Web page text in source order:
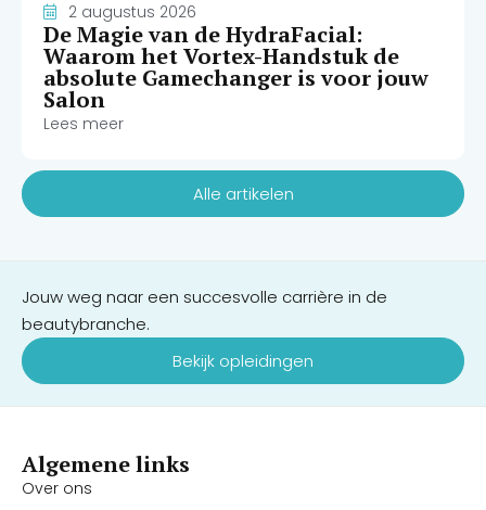
2 augustus 2026
De Magie van de HydraFacial:
Waarom het Vortex-Handstuk de
absolute Gamechanger is voor jouw
Salon
Lees meer
Alle artikelen
Jouw weg naar een succesvolle carrière in de
beautybranche.
Bekijk opleidingen
Algemene links
Over ons